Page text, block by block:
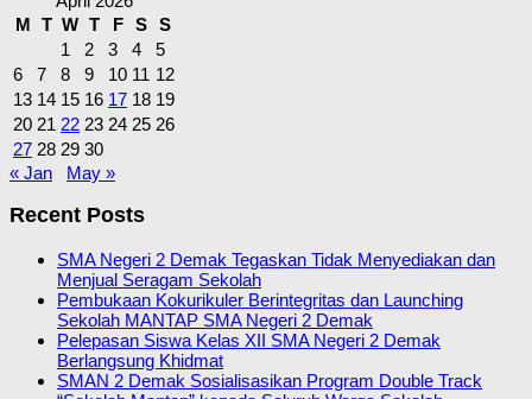
M T W T F S S
1
2 3 4
5
6
7 8 9 10 11 12
13 14 15 16 17 18 19
20 21 22 23 24 25 26
27 28 29 30
« Jan
May »
Recent Posts
SMA Negeri 2 Demak Tegaskan Tidak Menyediakan dan
Menjual Seragam Sekolah
Pembukaan Kokurikuler Berintegritas dan Launching
Sekolah MANTAP SMA Negeri 2 Demak
Pelepasan Siswa Kelas XII SMA Negeri 2 Demak
Berlangsung Khidmat
SMAN 2 Demak Sosialisasikan Program Double Track